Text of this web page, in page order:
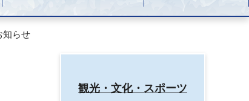
知らせ
観光・文化・スポーツ